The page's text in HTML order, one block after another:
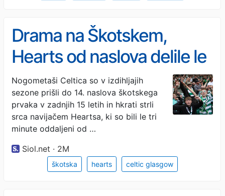
Drama na Škotskem,
Hearts od naslova delile le
tri minute
Nogometaši Celtica so v izdihljajih
sezone prišli do 14. naslova škotskega
prvaka v zadnjih 15 letih in hkrati strli
srca navijačem Heartsa, ki so bili le tri
minute oddaljeni od …
Siol.net · 2M
škotska hearts celtic glasgow